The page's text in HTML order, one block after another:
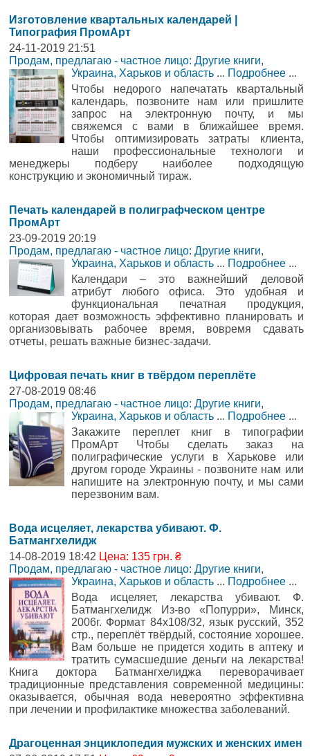
Изготовление квартальных календарей |
Типография ПромАрт
24-11-2019 21:51
Продам, предлагаю - частное лицо: Другие книги,
Украина, Харьков и область ... Подробнее ...
Чтобы недорого напечатать квартальный
календарь, позвоните нам или пришлите
запрос на электронную почту, и мы
свяжемся с вами в ближайшее время.
Чтобы оптимизировать затраты клиента,
наши профессиональные технологи и
менеджеры подберу наиболее подходящую
конструкцию и экономичный тираж.
Печать календарей в полиграфческом центре
ПромАрт
23-09-2019 20:19
Продам, предлагаю - частное лицо: Другие книги,
Украина, Харьков и область ... Подробнее ...
Календари – это важнейший деловой
атрибут любого офиса. Это удобная и
функциональная печатная продукция,
которая дает возможность эффективно планировать и
организовывать рабочее время, вовремя сдавать
отчеты, решать важные бизнес-задачи.
Цифровая печать книг в твёрдом переплёте
27-08-2019 08:46
Продам, предлагаю - частное лицо: Другие книги,
Украина, Харьков и область ... Подробнее ...
Закажите переплет книг в типографии
ПромАрт Чтобы сделать заказ на
полиграфические услуги в Харькове или
другом городе Украины - позвоните нам или
напишите на электронную почту, и мы сами
перезвоним вам.
Вода исцеляет, лекарства убивают. Ф.
Батмангхелидж
14-08-2019 18:42 Цена: 135 грн. ₴
Продам, предлагаю - частное лицо: Другие книги,
Украина, Харьков и область ... Подробнее ...
Вода исцеляет, лекарства убивают. Ф.
Батмангхелидж Из-во «Попурри», Минск,
2006г. Формат 84х108/32, язык русский, 352
стр., переплёт твёрдый, состояние хорошее.
Вам больше не придется ходить в аптеку и
тратить сумасшедшие деньги на лекарства!
Книга доктора Батмангхелиджа переворачивает
традиционные представления современной медицины:
оказывается, обычная вода невероятно эффективна
при лечении и профилактике множества заболеваний.
Драгоценная энциклопедия мужских и женских имен